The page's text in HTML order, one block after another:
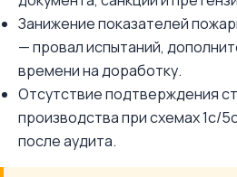
Занижение показателей
— провал испытаний,
времени на доработку.
Отсутствие подтверждения
производства при схемах 1с/
после аудита.